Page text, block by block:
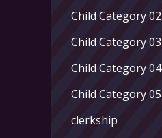
Child Category 02
Child Category 03
Child Category 04
Child Category 05
clerkship